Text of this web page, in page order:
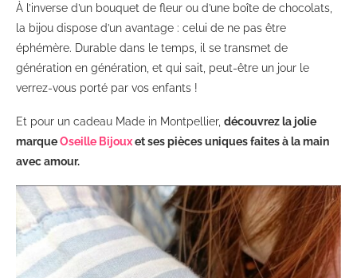
À l’inverse d’un bouquet de fleur ou d’une boîte de chocolats,
la bijou dispose d’un avantage : celui de ne pas être
éphémère. Durable dans le temps, il se transmet de
génération en génération, et qui sait, peut-être un jour le
verrez-vous porté par vos enfants !
Et pour un cadeau Made in Montpellier, découvrez la jolie
marqueOseille Bijouxet ses pièces uniques faites à la main
avec amour.